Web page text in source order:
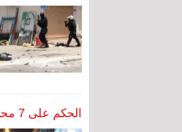
الحكم على 7 محتجين في الدراز بالسجن 3 سنوات